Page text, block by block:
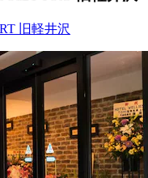
旧軽井沢